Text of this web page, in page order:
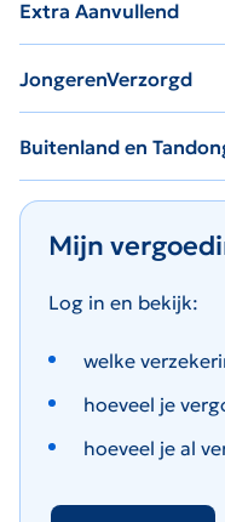
Extra Aanvullend
JongerenVerzorgd
Buitenland en
Mijn
Log in en bekijk:
welke
hoeveel je
hoeveel je al